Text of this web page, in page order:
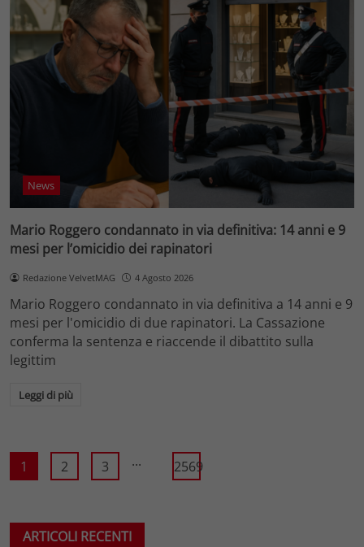
News
Mario Roggero condannato in via definitiva: 14 anni e 9
mesi per l’omicidio dei rapinatori
Redazione VelvetMAG 4 Agosto 2026
Mario Roggero condannato in via definitiva a 14 anni e 9
mesi per l'omicidio di due rapinatori. La Cassazione
conferma la sentenza e riaccende il dibattito sulla
legittim
Leggi di più
1 2 3 ... 2569
ARTICOLI RECENTI